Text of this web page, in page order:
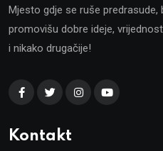
Mjesto gdje se ruše predrasude,
promovišu dobre ideje,
i nikako drugačije!
Kontakt